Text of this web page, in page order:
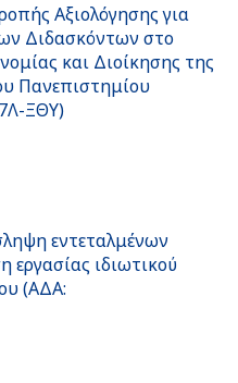
Αξιολόγησης για
Διδασκόντων στο
και Διοίκησης της
Πανεπιστημίου
ΞΘΥ)
εντεταλμένων
ιδιωτικού
(ΑΔΑ: